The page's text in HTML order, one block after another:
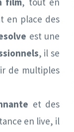
en place des
est une
, il se
de multiples
et des
en live, il